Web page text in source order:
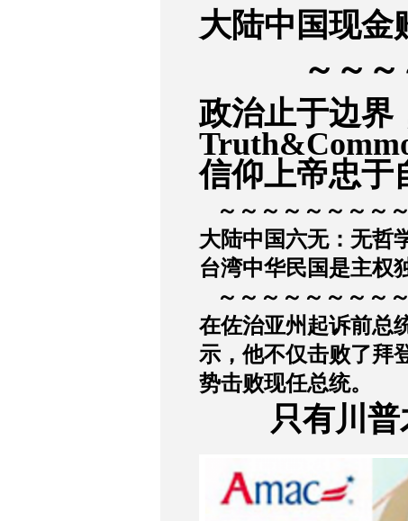
大陆中国现金
～～
政治止于边界
信仰上帝忠于
～～～～～～～～
大陆中国六无：无哲
台湾中华民国是主权
～～～～～～～～
在佐治亚州起诉前总
示，他不仅击败了拜
势击败现任总统。
只有川